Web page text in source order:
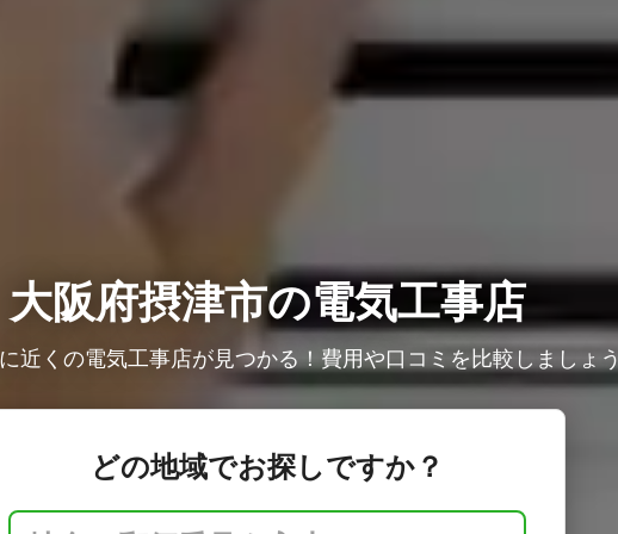
大阪府摂津市の電気工事店
近くの電気工事店が見つかる！費用や口コミを比較しましょう
どの地域でお探しですか？